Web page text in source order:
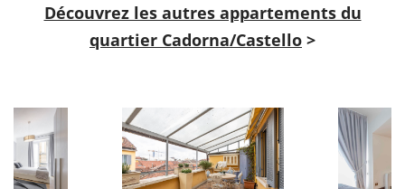
Découvrez les autres appartements du
quartier Cadorna/Castello >